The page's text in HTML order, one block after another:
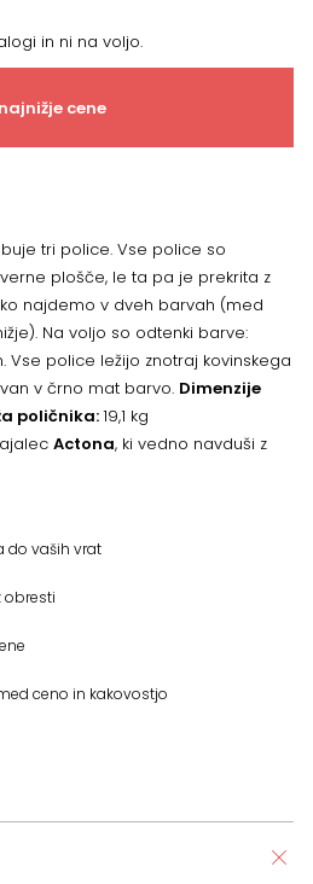
in ni na voljo.
cene
tri police. Vse police so
plošče, le ta pa je prekrita z
najdemo v dveh barvah (med
Na voljo so odtenki barve:
Vse police ležijo znotraj kovinskega
v črno mat barvo. Dimenzije
poličnika:19,1 kg
Actona, ki vedno navduši z
do vaših vrat
obresti
ceno in kakovostjo